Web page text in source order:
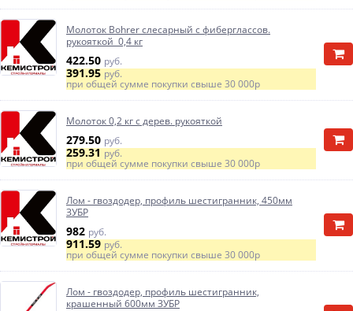
Молоток Bohrer слесарный с фиберглассов.
рукояткой 0,4 кг
422.50 руб.
391.95руб.
при общей сумме покупки свыше 30 000р
Молоток 0,2 кг с дерев. рукояткой
279.50 руб.
259.31руб.
при общей сумме покупки свыше 30 000р
Лом - гвоздодер, профиль шестигранник, 450мм
ЗУБР
982 руб.
911.59руб.
при общей сумме покупки свыше 30 000р
Лом - гвоздодер, профиль шестигранник,
крашенный 600мм ЗУБР